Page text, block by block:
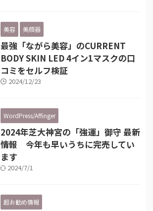
美容 美顔器
最強「ながら美容」のCURRENT
BODY SKIN LED 4イン1マスクの口
コミをセルフ検証
2024/12/23
WordPress/Affinger
2024年芝大神宮の「強運」御守 最新
情報 今年も早いうちに完売してい
ます
2024/7/1
超お勧め情報